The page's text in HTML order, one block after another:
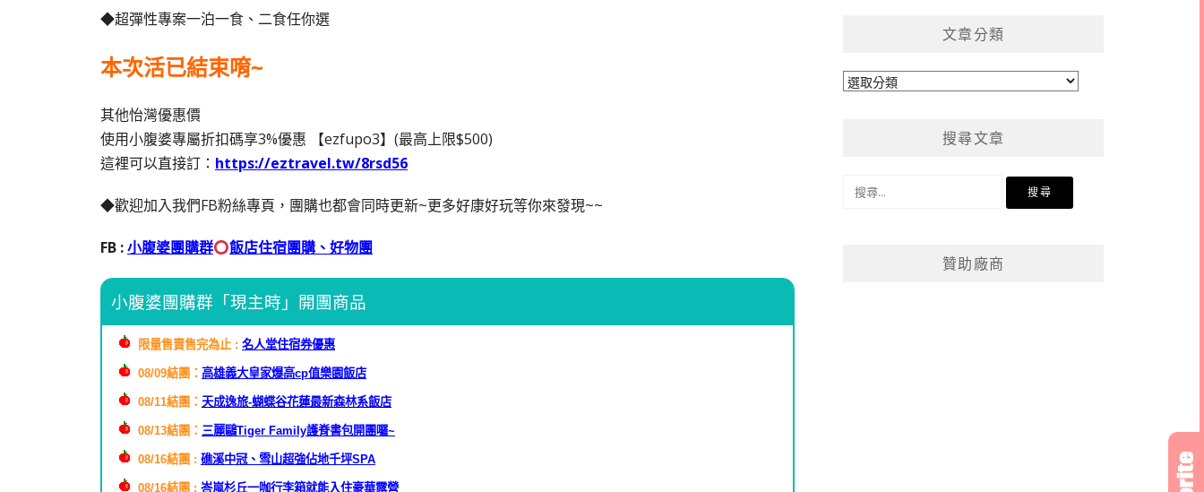
◆超彈性專案一泊一食、二食任你選
本次活已結束唷~
其他怡灣優惠價
使用小腹婆專屬折扣碼享3%優惠 【ezfupo3】(最高上限$500)
這裡可以直接訂： https://eztravel.tw/8rsd56
◆歡迎加入我們FB粉絲專頁，團購也都會同時更新~更多好康好玩等你來發現~~
FB :小腹婆團購群 飯店住宿團購、好物團
小腹婆團購群「現主時」開團商品
限量售賣售完為止 : 名人堂住宿券優惠
08/09結團： 高雄義大皇家爆高cp值樂園飯店
08/11結團： 天成逸旅-蝴蝶谷花蓮最新森林系飯店
08/13結團： 三麗鷗Tiger Family護脊書包開團囉~
08/16結團 : 礁溪中冠、雪山超強佔地千坪SPA
08/16結團 : 峇嵐杉丘一咖行李箱就能入住豪華露營
文章分類
文
搜尋文章
贊助廠商